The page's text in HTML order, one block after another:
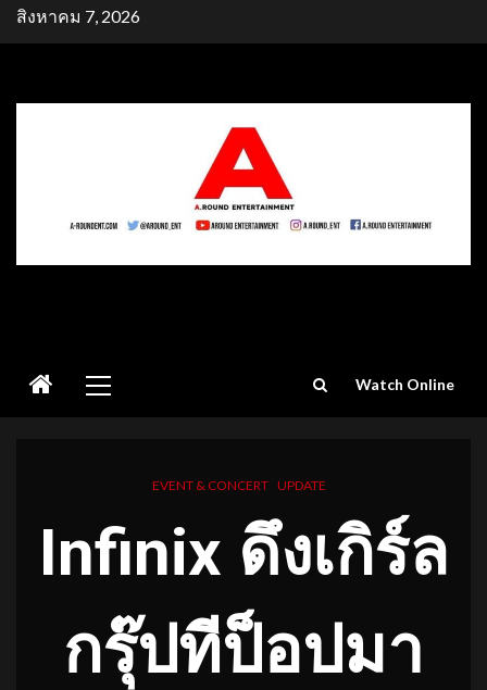
Skipสิงหาคม 7, 2026
Menu
Watch Online
EVENT & CONCERT UPDATE
Infinix ดึงเกิร์ล
กรุ๊ปทีป็อปมา